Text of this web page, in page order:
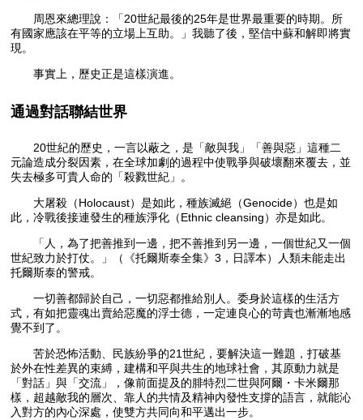
周恩來總理說：「20世紀最後的25年是世界最重要的時期。所
有國家應該在平等的立場上互助。」我聽了後，堅信中蘇和解即將實
現。
事實上，歷史正是這樣演進。
通過對話聯結世界
20世紀的歷史，一言以蔽之，是「敵與我」「善與惡」這種二
元論造成分裂因素，在全球加劇的過程中使戰爭與破壞翻來覆去，並
失去極多可貴人命的「殺戮世紀」。
大屠殺（Holocaust）是如此，種族滅絕（Genocide）也是如
此，冷戰後接連發生的種族淨化（Ethnic cleansing）亦是如此。
「人，為了把善推到一邊，把不善推到另一邊，一個世紀又一個
世紀致力於打仗。」（《托爾斯泰全集》3，日譯本）人類未能走出
托爾斯泰的警戒。
一切善都歸於自己，一切惡都推給別人。委身於這樣的生活方
式，有如把靈魂出賣給惡魔的浮士德，一定連良心的苛責也漸漸地感
覺不到了。
苦於恐怖活動、民族紛爭的21世紀，要解決這一難題，打破基
於外在性差異的束縛，建構和平與共生的地球社會，其原動力就是
「對話」與「交流」，像前面提及的腓特烈二世與阿爾・卡米爾那
樣，超越敵我的層次、靠人的共情及精神內發性支撐的語言，就能沁
入對方的內心深處，使雙方共同向和平邁出一步。